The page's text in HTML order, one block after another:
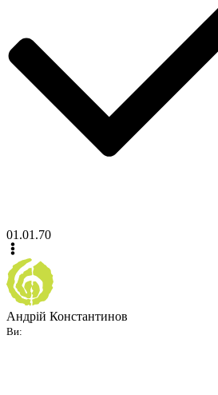
01.01.70
Андрій Константинов
Ви: